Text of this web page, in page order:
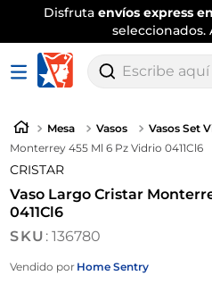
Disfruta envíos express
seleccionados.
Escribe aquí lo
Mesa Vasos Vasos Set
Monterrey 455 Ml 6 Pz Vidrio 0411Cl6
CRISTAR
Vaso Largo Cristar
0411Cl6
:136780
Vendido por Home Sentry